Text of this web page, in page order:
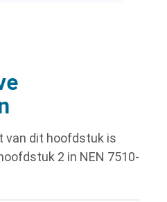
van dit hoofdstuk is
2 in NEN 7510-